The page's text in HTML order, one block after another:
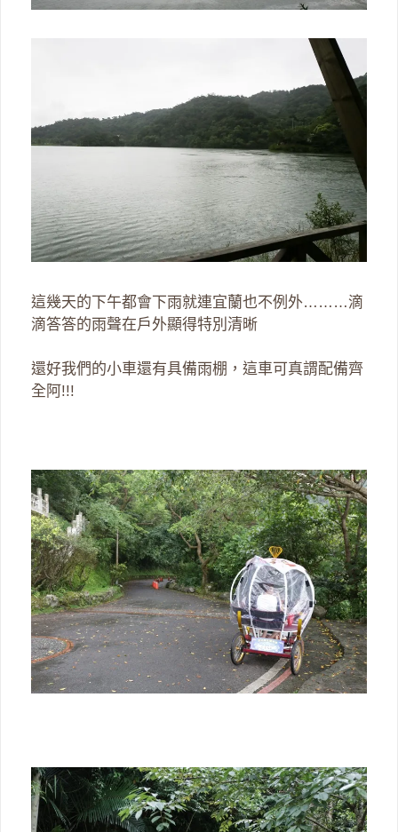
這幾天的下午都會下雨就連宜蘭也不例外………滴
滴答答的雨聲在戶外顯得特別清晰
還好我們的小車還有具備雨棚，這車可真謂配備齊
全阿!!!